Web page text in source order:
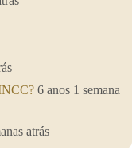
6 anos 1 semana
atrás